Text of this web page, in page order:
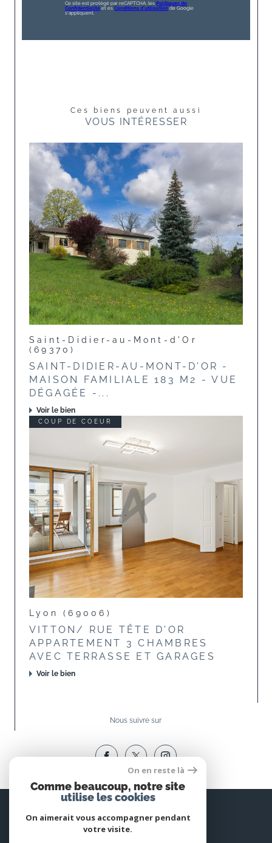
Ce site est protégé par reCAPTCHA, les Politiques de
Confidentialité et esConditions d'utilisation de Google
s'appliquent.
Ces biens peuvent aussi
VOUS INTÉRESSER
Saint-Didier-au-Mont-d'Or
(69370)
SAINT-DIDIER-AU-MONT-D'OR -
MAISON FAMILIALE 183 M2 - VUE
DÉGAGÉE -...
Voir le bien
COUP DE COEUR
Lyon (69006)
VITTON/ RUE TÊTE D'OR
APPARTEMENT 3 CHAMBRES
AVEC TERRASSE ET GARAGES
Voir le bien
Nous suivre sur
Espace
PROPRIÉTAIRE
Se connecter
On en reste là
Comme beaucoup, notre site
utilise les cookies
On aimerait vous accompagner pendant
votre visite.